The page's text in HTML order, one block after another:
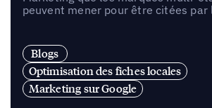
peuvent mener pour être citées par
Blogs
Optimisation des fiches locales
Marketing sur Google